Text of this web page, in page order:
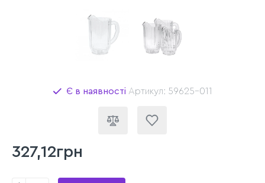
Є в наявності Артикул: 59625-011
327,12грн